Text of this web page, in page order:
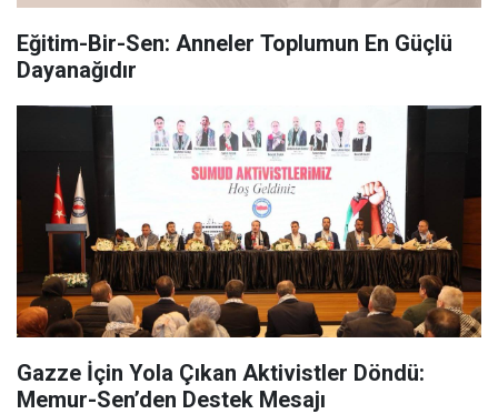
Eğitim-Bir-Sen: Anneler Toplumun En Güçlü
Dayanağıdır
Gazze İçin Yola Çıkan Aktivistler Döndü:
Memur-Sen’den Destek Mesajı